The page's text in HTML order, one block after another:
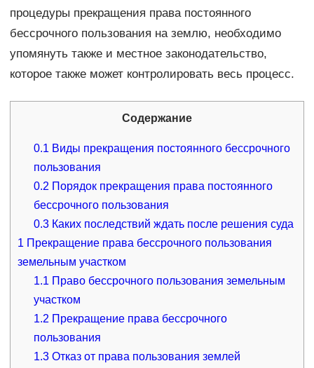
процедуры прекращения права постоянного
бессрочного пользования на землю, необходимо
упомянуть также и местное законодательство,
которое также может контролировать весь процесс.
Содержание
0.1 Виды прекращения постоянного бессрочного
пользования
0.2 Порядок прекращения права постоянного
бессрочного пользования
0.3 Каких последствий ждать после решения суда
1 Прекращение права бессрочного пользования
земельным участком
1.1 Право бессрочного пользования земельным
участком
1.2 Прекращение права бессрочного
пользования
1.3 Отказ от права пользования землей